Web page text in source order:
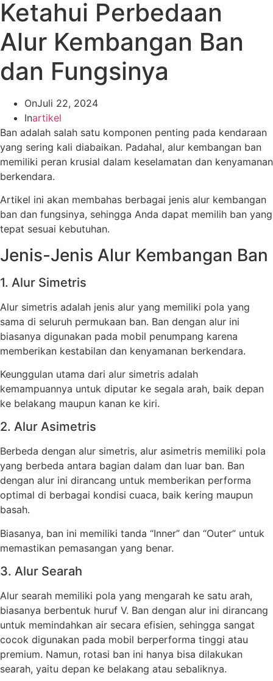
Ketahui Perbedaan
Alur Kembangan Ban
dan Fungsinya
OnJuli 22, 2024
Inartikel
Ban adalah salah satu komponen penting pada kendaraan
yang sering kali diabaikan. Padahal, alur kembangan ban
memiliki peran krusial dalam keselamatan dan kenyamanan
berkendara.
Artikel ini akan membahas berbagai jenis alur kembangan
ban dan fungsinya, sehingga Anda dapat memilih ban yang
tepat sesuai kebutuhan.
Jenis-Jenis Alur Kembangan Ban
1. Alur Simetris
Alur simetris adalah jenis alur yang memiliki pola yang
sama di seluruh permukaan ban. Ban dengan alur ini
biasanya digunakan pada mobil penumpang karena
memberikan kestabilan dan kenyamanan berkendara.
Keunggulan utama dari alur simetris adalah
kemampuannya untuk diputar ke segala arah, baik depan
ke belakang maupun kanan ke kiri.
2. Alur Asimetris
Berbeda dengan alur simetris, alur asimetris memiliki pola
yang berbeda antara bagian dalam dan luar ban. Ban
dengan alur ini dirancang untuk memberikan performa
optimal di berbagai kondisi cuaca, baik kering maupun
basah.
Biasanya, ban ini memiliki tanda “Inner” dan “Outer” untuk
memastikan pemasangan yang benar.
3. Alur Searah
Alur searah memiliki pola yang mengarah ke satu arah,
biasanya berbentuk huruf V. Ban dengan alur ini dirancang
untuk memindahkan air secara efisien, sehingga sangat
cocok digunakan pada mobil berperforma tinggi atau
premium. Namun, rotasi ban ini hanya bisa dilakukan
searah, yaitu depan ke belakang atau sebaliknya.